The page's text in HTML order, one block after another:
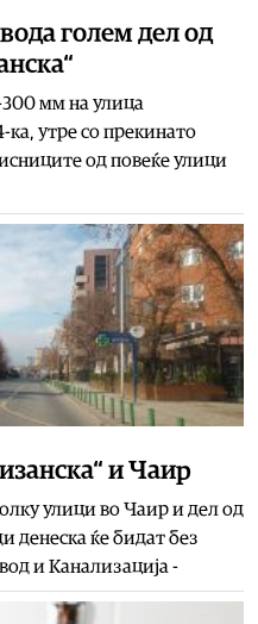
голем дел од
мм на улица
ка, утре со прекинато
од повеќе улици
и Чаир
улици во Чаир и дел од
денеска ќе бидат без
и Канализација -